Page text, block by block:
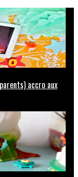
accro aux